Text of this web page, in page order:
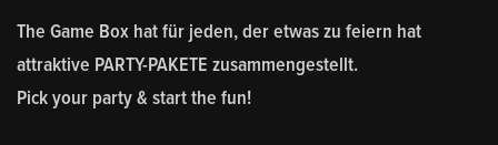
The Game Box hat für jeden, der etwas zu feiern hat
attraktive PARTY-PAKETE zusammengestellt.
Pick your party & start the fun!